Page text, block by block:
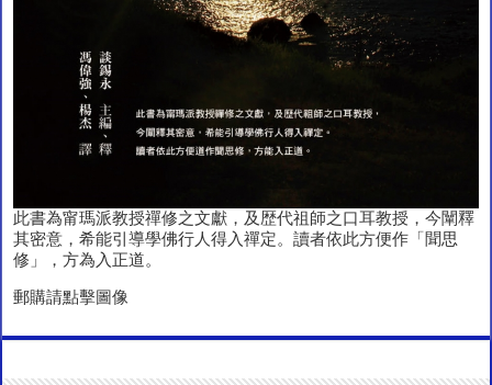
此書為甯瑪派教授禪修之文獻，及歴代祖師之口耳教授，今闡釋
其密意，希能引導學佛行人得入禪定。讀者依此方便作「聞思
修」，方為入正道。
郵購請點擊圖像